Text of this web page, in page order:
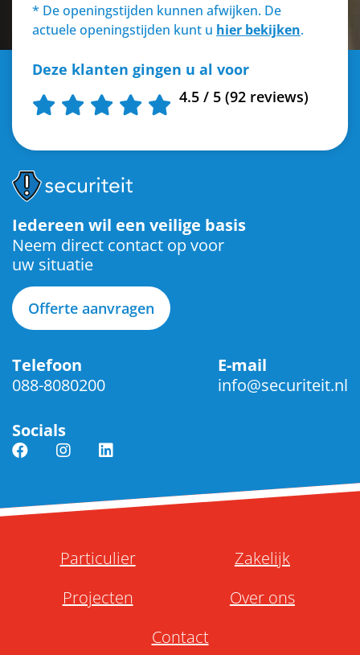
* De openingstijden kunnen afwijken. De
actuele openingstijden kunt u hier bekijken.
Deze klanten gingen u al voor
4.5 / 5 (92 reviews)
Iedereen wil een veilige basis
Neem direct contact op voor
uw situatie
Offerte aanvragen
Telefoon
088-8080200
E-mail
info@securiteit.nl
Socials
Particulier
Zakelijk
Projecten
Over ons
Contact